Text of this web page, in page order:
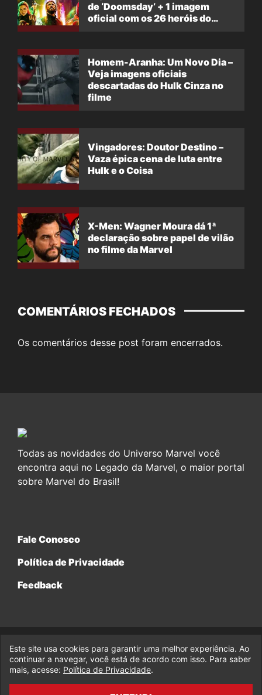
de ‘Doomsday’ + 1 imagem
oficial com os 26 heróis do
Homem-Aranha: Um Novo Dia –
Veja imagens oficiais
descartadas do Hulk Cinza no
filme
Vingadores: Doutor Destino –
Vaza épica cena de luta entre
Hulk e o Coisa
X-Men: Wagner Moura dá 1ª
declaração sobre papel de vilão
no filme da Marvel
COMENTÁRIOS FECHADOS
Os comentários desse post foram encerrados.
Todas as novidades do Universo Marvel você
encontra aqui no Legado da Marvel, o maior portal
sobre Marvel do Brasil!
Fale Conosco
Política de Privacidade
Feedback
© 2017-2026 Legado da Marvel, uma empresa da Legado
Enterprises.
fabiolobo
Este site usa cookies para garantir uma melhor experiência. Ao
continuar a navegar, você está de acordo com isso. Para saber
mais, acesse: Política de Privacidade.